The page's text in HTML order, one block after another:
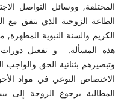
المختلفة, ووسائل التواصل
الطاعة الزوجية الذي يتفق
الكريم والسنة النبوية
هذه المسألة. و تفعيل دورات
وتبصيرهم بثنائية الحق
الاختصاص النوعي في مواد
المطالبة برجوع الزوجة